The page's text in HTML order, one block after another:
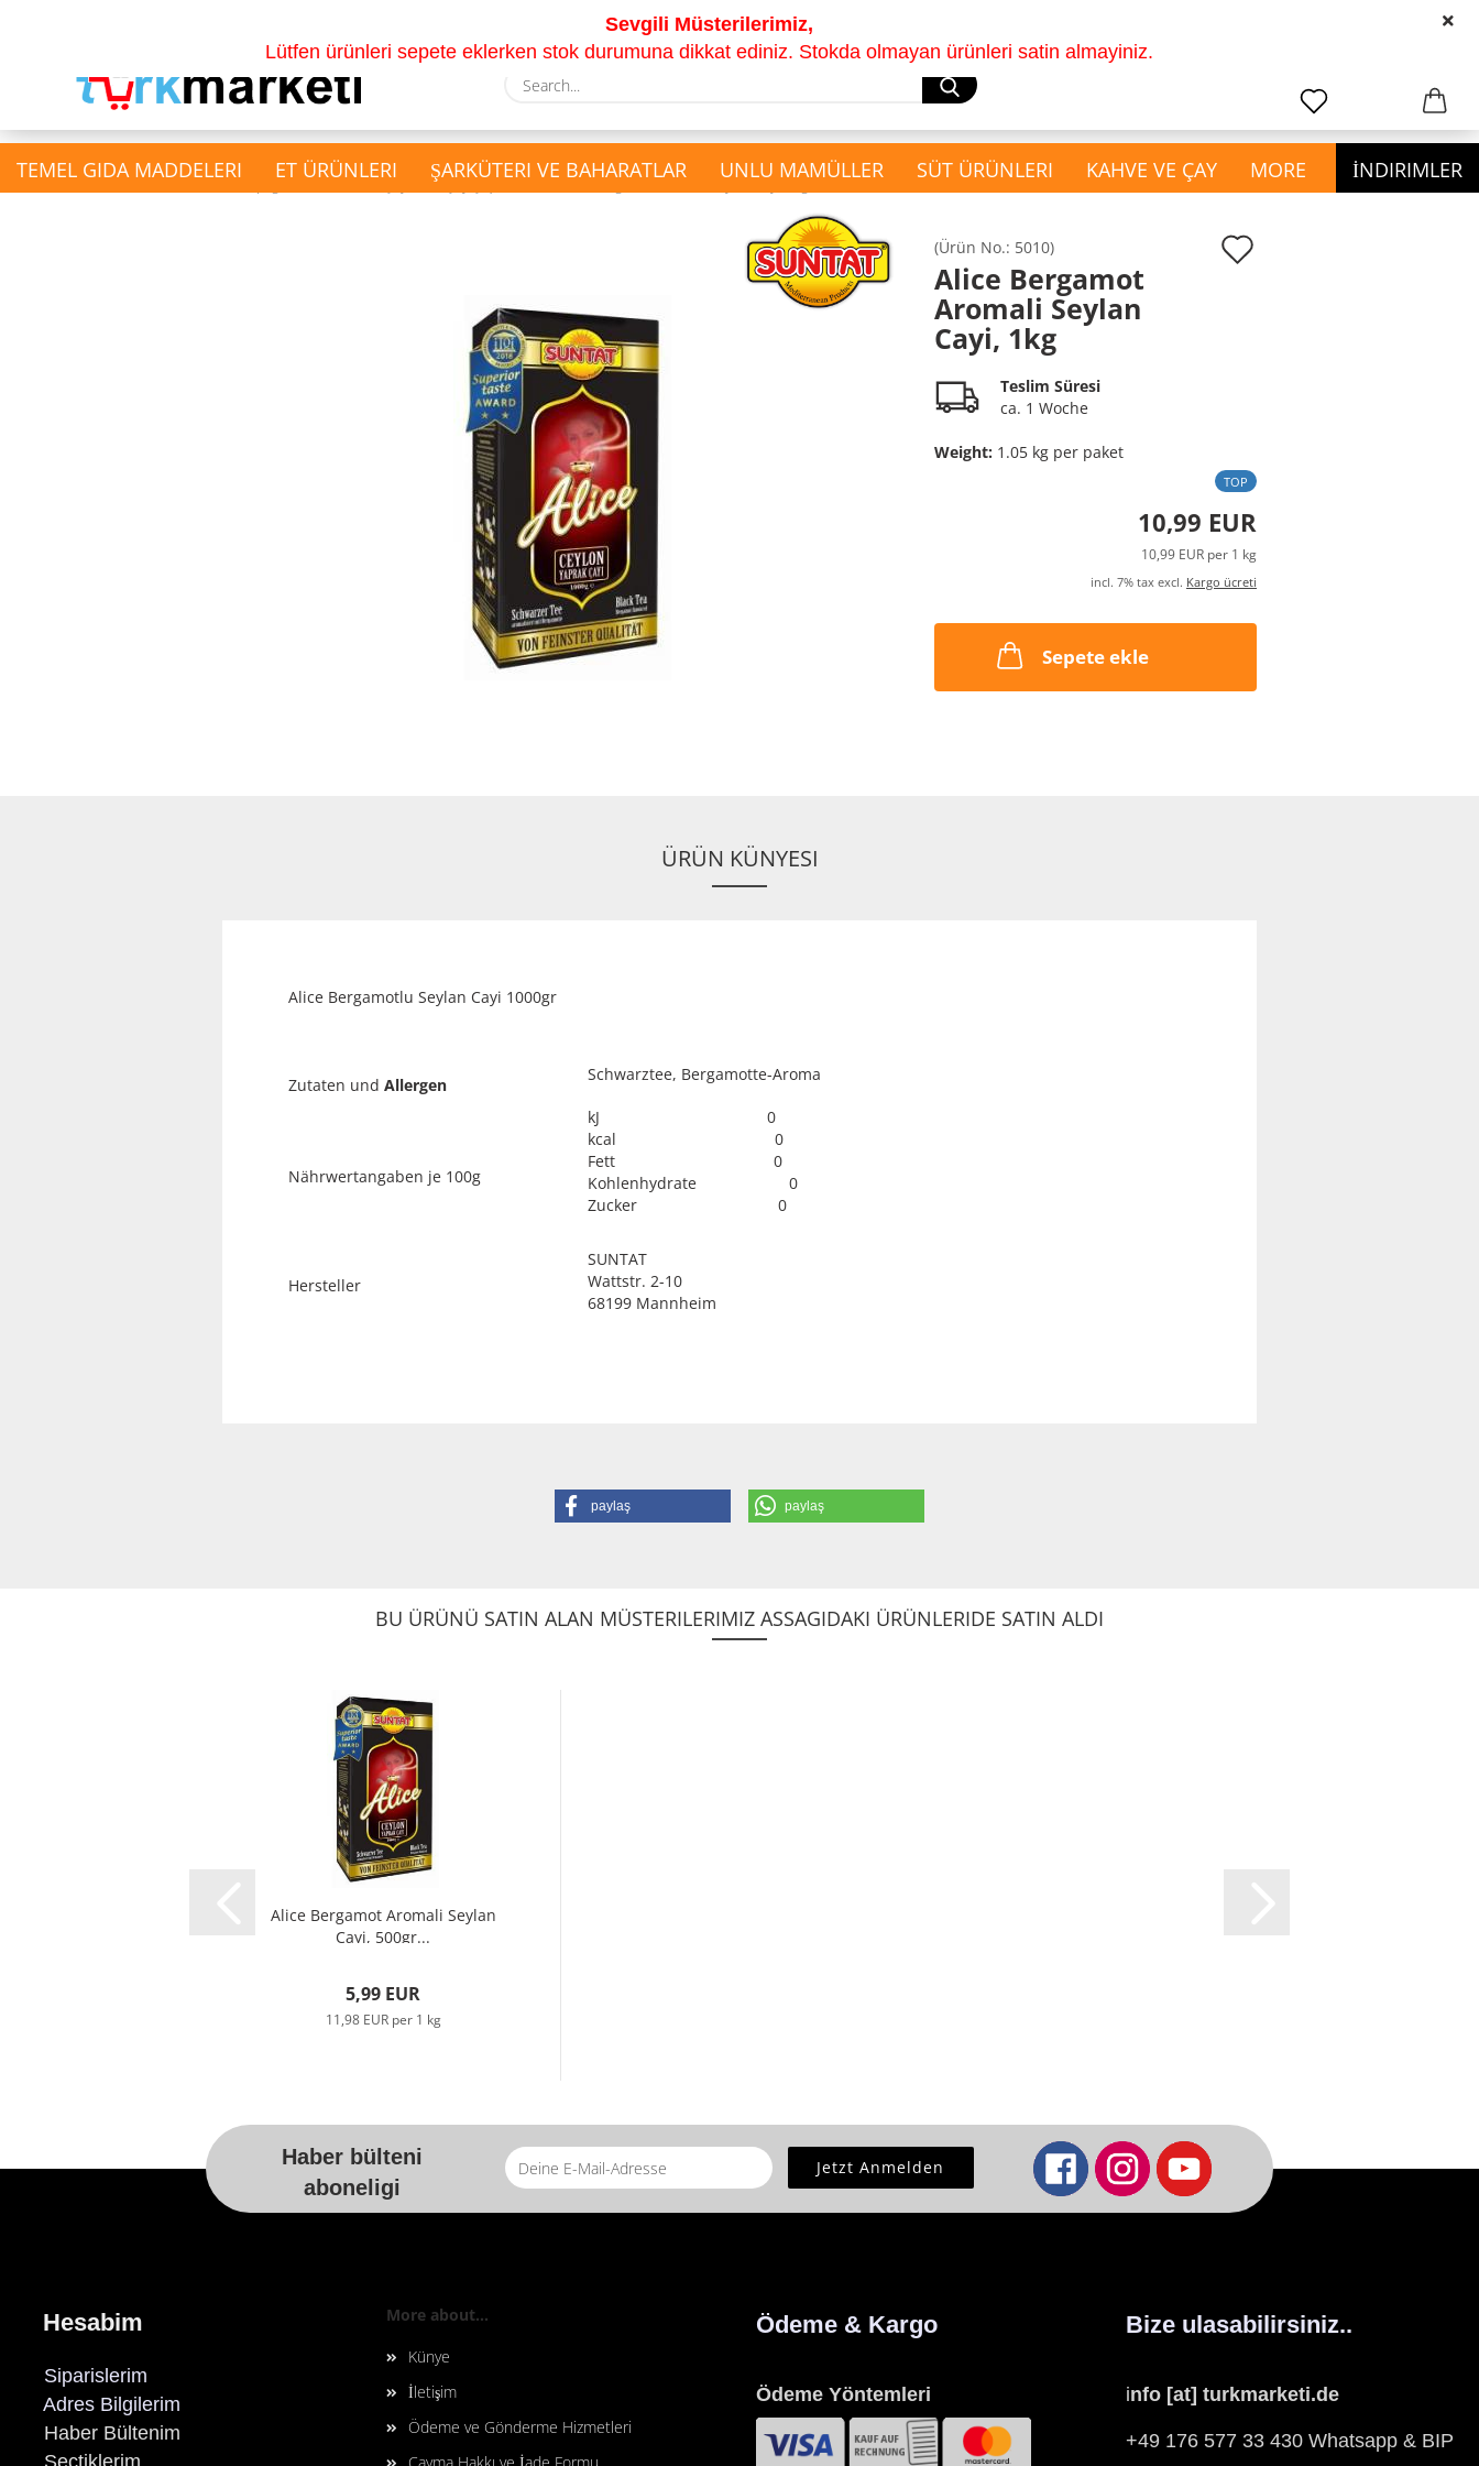
Search...
Sevgili Müsterilerimiz,
Lütfen ürünleri sepete eklerken stok durumuna dikkat ediniz. Stokda olmayan ürünleri satin almayiniz.
TEMEL GIDA MADDELERI ET ÜRÜNLERI ŞARKÜTERI VE BAHARATLAR UNLU MAMÜLLER SÜT ÜRÜNLERI KAHVE VE ÇAY İNDIRIMLER
MORE
Kurutulmus Meyveler
Kabak ve Ayçekirdeği
Kurutulmuş Meyveler
Kuruyemis Cesitleri
show Hediyesepeti
Çay Seti
show Ev ve Kozmetik
Ürünleri
Bardak ve Çatal Kaşık
Mutfak Malzemeleri
Temizlik Malzemeleri
» » »
(Ürün No.: 5010)
Alice Bergamot
Aromali Seylan
Cayi, 1kg
Teslim Süresi
ca. 1 Woche
Weight: 1.05kg per paket
TOP
10,99 EUR
10,99 EUR per 1 kg
incl. 7% tax excl. Kargo ücreti
Sepete ekle
ÜRÜN KÜNYESI
Alice Bergamotlu Seylan Cayi 1000gr
Zutaten und Allergen
Schwarztee, Bergamotte-Aroma
Nährwertangaben je 100g
kJ 0
kcal 0
Fett 0
Kohlenhydrate 0
Zucker 0
Hersteller
SUNTAT
Wattstr. 2-10
68199 Mannheim
paylaş paylaş
BU ÜRÜNÜ SATIN ALAN MÜSTERILERIMIZ ASSAGIDAKI ÜRÜNLERIDE SATIN ALDI
Alice Bergamot Aromali Seylan
Cayi, 500gr...
5,99 EUR
11,98 EUR per 1 kg
For more information, please visit the home page for this product.
Haber bülteni
aboneligi
Hesabim
Siparislerim
Adres Bilgilerim
Haber Bültenim
Sectiklerim
More about...
Künye
İletişim
Ödeme ve Gönderme Hizmetleri
Ödeme & Kargo
Ödeme Yöntemleri
Bize ulasabilirsiniz..
info [at] turkmarketi.de
+49 176 577 33 430 Whatsapp & BIP